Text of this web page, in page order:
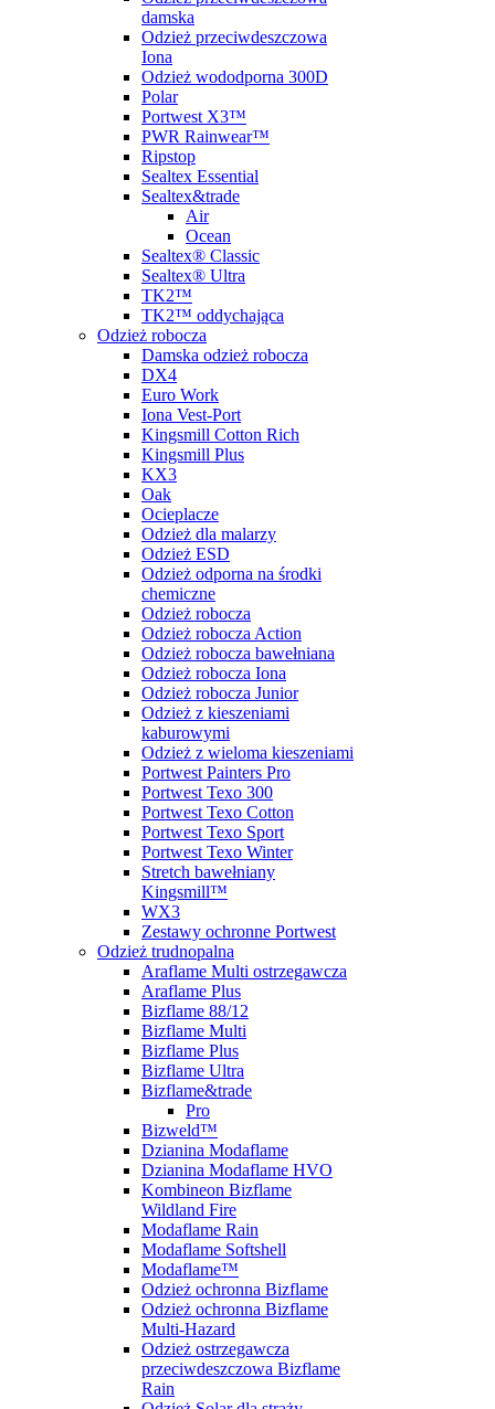
damska
Odzież przeciwdeszczowa
Iona
Odzież wododporna 300D
Polar
Portwest X3™
PWR Rainwear™
Ripstop
Sealtex Essential
Sealtex&trade
Air
Ocean
Sealtex® Classic
Sealtex® Ultra
TK2™
TK2™ oddychająca
Odzież robocza
Damska odzież robocza
DX4
Euro Work
Iona Vest-Port
Kingsmill Cotton Rich
Kingsmill Plus
KX3
Oak
Ocieplacze
Odzież dla malarzy
Odzież ESD
Odzież odporna na środki
chemiczne
Odzież robocza
Odzież robocza Action
Odzież robocza bawełniana
Odzież robocza Iona
Odzież robocza Junior
Odzież z kieszeniami
kaburowymi
Odzież z wieloma kieszeniami
Portwest Painters Pro
Portwest Texo 300
Portwest Texo Cotton
Portwest Texo Sport
Portwest Texo Winter
Stretch bawełniany
Kingsmill™
WX3
Zestawy ochronne Portwest
Odzież trudnopalna
Araflame Multi ostrzegawcza
Araflame Plus
Bizflame 88/12
Bizflame Multi
Bizflame Plus
Bizflame Ultra
Bizflame&trade
Pro
Bizweld™
Dzianina Modaflame
Dzianina Modaflame HVO
Kombineon Bizflame
Wildland Fire
Modaflame Rain
Modaflame Softshell
Modaflame™
Odzież ochronna Bizflame
Odzież ochronna Bizflame
Multi-Hazard
Odzież ostrzegawcza
przeciwdeszczowa Bizflame
Rain